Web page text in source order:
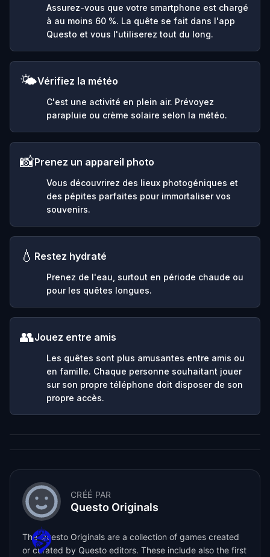
Assurez-vous que votre smartphone est chargé
à au moins 60 %. La quête se fait dans l'app
Questo et vous l'utiliserez tout du long.
🌤️Vérifiez la météo
C'est une activité en plein air. Prévoyez
parapluie ou crème solaire selon la météo.
📸Prenez un appareil photo
Vous découvrirez des lieux photogéniques et
des pépites parfaites pour immortaliser vos
souvenirs.
💧 Restez hydraté
Prenez de l'eau, surtout en période chaude ou
pour les quêtes longues.
👥Jouez entre amis
Les quêtes sont plus amusantes entre amis ou
en famille. Chaque personne souhaitant jouer
sur son propre téléphone doit disposer de son
propre accès.
CRÉÉ PAR
Questo Originals
The Questo Originals are a collection of games created
or curated by Questo editors. These include also the first